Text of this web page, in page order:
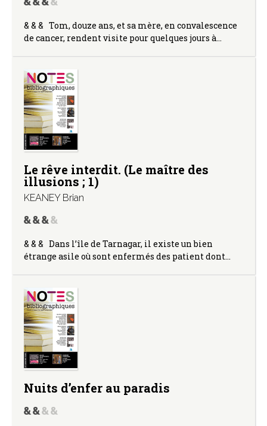
& & & Tom, douze ans, et sa mère, en convalescence
de cancer, rendent visite pour quelques jours à…
Le rêve interdit. (Le maître des
illusions ; 1)
KEANEY Brian
& & & Dans l’île de Tarnagar, il existe un bien
étrange asile où sont enfermés des patient dont…
Nuits d’enfer au paradis